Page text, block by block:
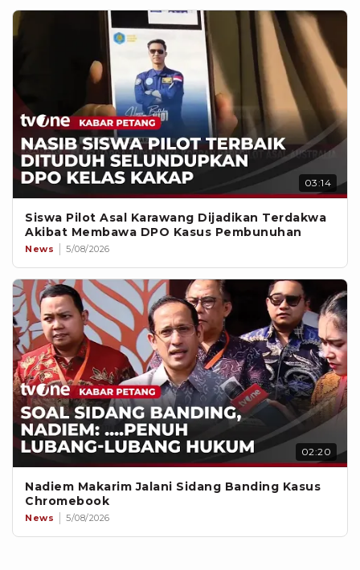
03:14
Siswa Pilot Asal Karawang Dijadikan Terdakwa
Akibat Membawa DPO Kasus Pembunuhan
News 5/08/2026
02:20
Nadiem Makarim Jalani Sidang Banding Kasus
Chromebook
News 5/08/2026